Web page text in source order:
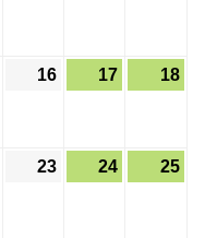
16 17 18
23 24 25